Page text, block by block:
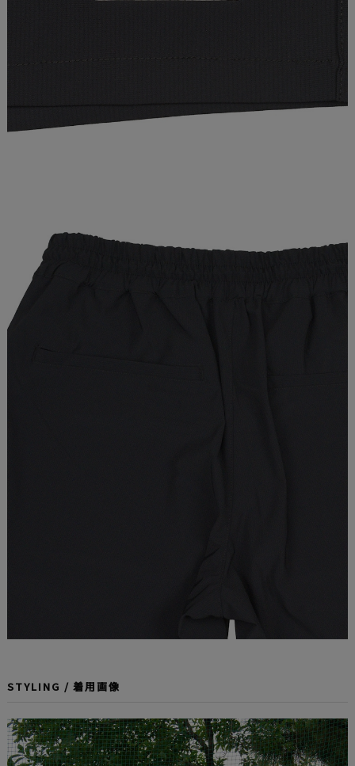
STYLING / 着用画像